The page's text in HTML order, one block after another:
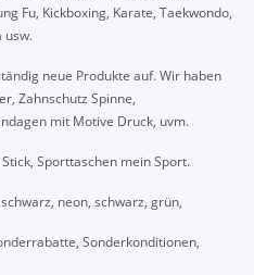
Fu, Kickboxing, Karate, Taekwondo,
usw.
neue Produkte auf. Wir haben
Zahnschutz Spinne,
mit Motive Druck, uvm.
Sporttaschen mein Sport.
neon, schwarz, grün,
Sonderkonditionen,